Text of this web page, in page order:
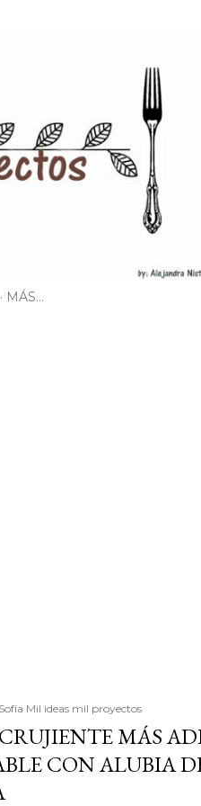
MÁS…
Sofía Mil ideas mil proyectos
MÁS
CON ALUBIA